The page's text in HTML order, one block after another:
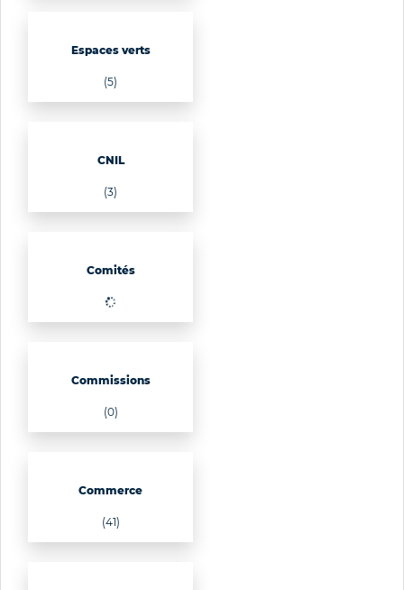
Espaces verts
(5)
CNIL
(3)
Comités
(40)
Commissions
(0)
Commerce
(41)